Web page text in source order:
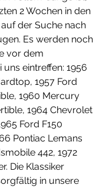
2 Wochen in den
der Suche nach
Es werden noch
vor dem
eintreffen: 1956
1957 Ford
1960 Mercury
1964 Chevrolet
Ford F150
Pontiac Lemans
442, 1972
Die Klassiker
in unsere